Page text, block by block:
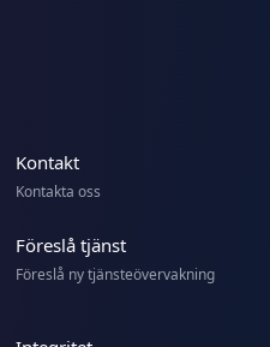
Kontakt
Kontakta oss
Föreslå tjänst
Föreslå ny tjänsteövervakning